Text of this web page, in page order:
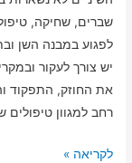
שברים, שחיקה,
לפגוע במבנה השן
יש צורך לעקור
את החוזק, התפקוד
רחב למגוון
לקריאה »